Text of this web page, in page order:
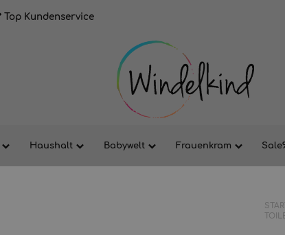
Top Kundenservice
Haushalt Babywelt Frauenkram